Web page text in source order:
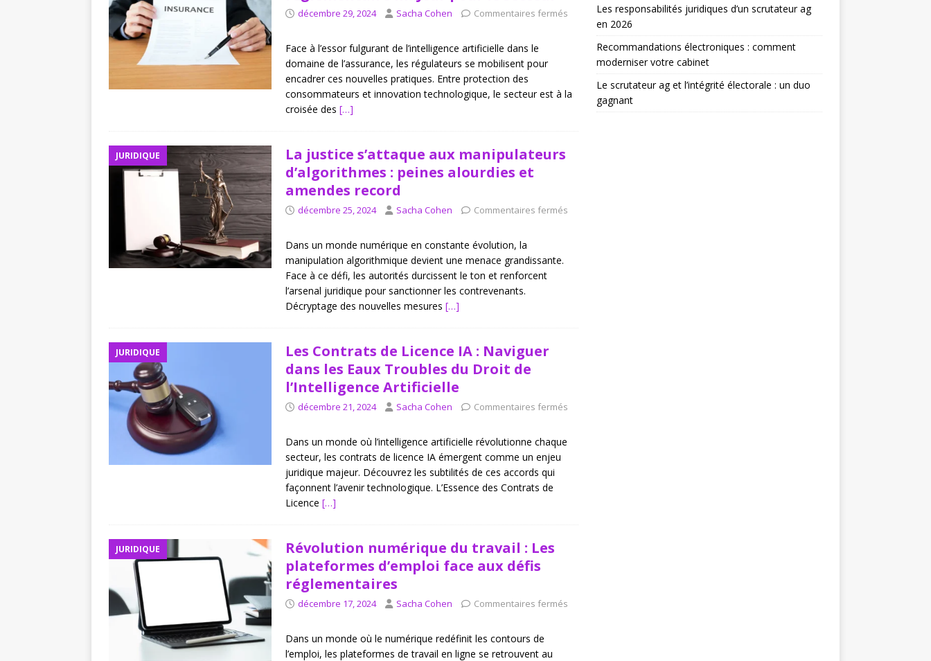
[ août 8, 2026 ]
Comment le choix d’un scrutateur ag influence les élections
décembre 29, 2024 Sacha Cohen Commentaires fermés
Face à l’essor fulgurant de l’intelligence artificielle dans le
domaine de l’assurance, les régulateurs se mobilisent pour
encadrer ces nouvelles pratiques. Entre protection des
consommateurs et innovation technologique, le secteur est à la
croisée des […]
JURIDIQUE
La justice s’attaque aux manipulateurs
d’algorithmes : peines alourdies et
amendes record
décembre 25, 2024 Sacha Cohen Commentaires fermés
Dans un monde numérique en constante évolution, la
manipulation algorithmique devient une menace grandissante.
Face à ce défi, les autorités durcissent le ton et renforcent
l’arsenal juridique pour sanctionner les contrevenants.
Décryptage des nouvelles mesures […]
JURIDIQUE
Les Contrats de Licence IA : Naviguer
dans les Eaux Troubles du Droit de
l’Intelligence Artificielle
décembre 21, 2024 Sacha Cohen Commentaires fermés
Dans un monde où l’intelligence artificielle révolutionne chaque
secteur, les contrats de licence IA émergent comme un enjeu
juridique majeur. Découvrez les subtilités de ces accords qui
façonnent l’avenir technologique. L’Essence des Contrats de
Licence […]
JURIDIQUE
Révolution numérique du travail : Les
plateformes d’emploi face aux défis
réglementaires
décembre 17, 2024 Sacha Cohen Commentaires fermés
Dans un monde où le numérique redéfinit les contours de
l’emploi, les plateformes de travail en ligne se retrouvent au
Les responsabilités juridiques d’un scrutateur ag
en 2026
Recommandations électroniques : comment
moderniser votre cabinet
Le scrutateur ag et l’intégrité électorale : un duo
gagnant